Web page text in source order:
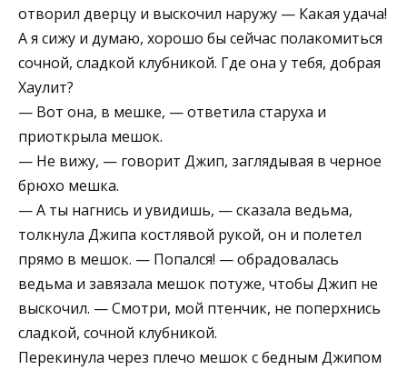
отворил дверцу и выскочил наружу — Какая удача!
А я сижу и думаю, хорошо бы сейчас полакомиться
сочной, сладкой клубникой. Где она у тебя, добрая
Хаулит?
— Вот она, в мешке, — ответила старуха и
приоткрыла мешок.
— Не вижу, — говорит Джип, заглядывая в черное
брюхо мешка.
— А ты нагнись и увидишь, — сказала ведьма,
толкнула Джипа костлявой рукой, он и полетел
прямо в мешок. — Попался! — обрадовалась
ведьма и завязала мешок потуже, чтобы Джип не
выскочил. — Смотри, мой птенчик, не поперхнись
сладкой, сочной клубникой.
Перекинула через плечо мешок с бедным Джипом